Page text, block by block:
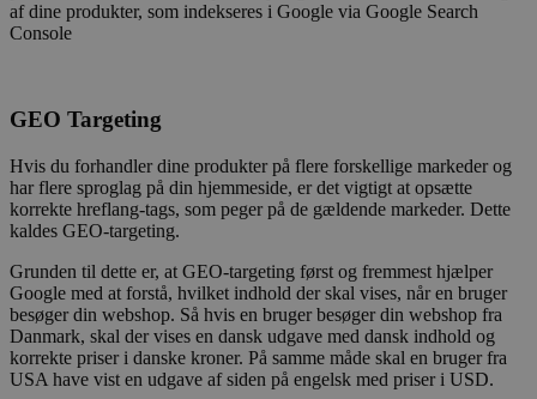
af dine produkter, som indekseres i Google via Google Search
Console
GEO Targeting
Hvis du forhandler dine produkter på flere forskellige markeder og
har flere sproglag på din hjemmeside, er det vigtigt at opsætte
korrekte hreflang-tags, som peger på de gældende markeder. Dette
kaldes GEO-targeting.
Grunden til dette er, at GEO-targeting først og fremmest hjælper
Google med at forstå, hvilket indhold der skal vises, når en bruger
besøger din webshop. Så hvis en bruger besøger din webshop fra
Danmark, skal der vises en dansk udgave med dansk indhold og
korrekte priser i danske kroner. På samme måde skal en bruger fra
USA have vist en udgave af siden på engelsk med priser i USD.